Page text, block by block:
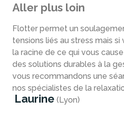
Aller plus loin
Flotter permet un
tensions liés au stress mais
la racine de ce qui vous
des solutions durables à la
vous recommandons une
nos spécialistes de la
Laurine (Lyon)